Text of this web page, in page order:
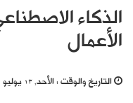
الذكاء
الأعمال
التاريخ والوقت :الأحد, 13 يوليو 2025